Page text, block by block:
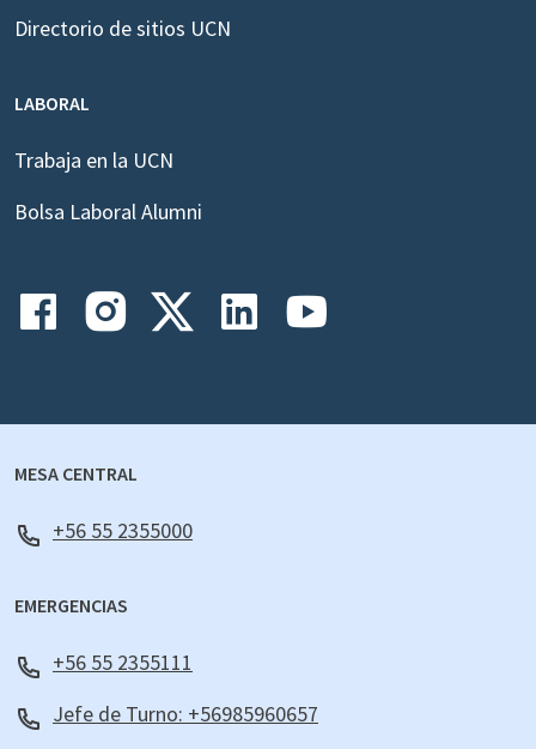
Directorio de sitios UCN
LABORAL
Trabaja en la UCN
Bolsa Laboral Alumni
MESA CENTRAL
+56 55 2355000
EMERGENCIAS
+56 55 2355111
Jefe de Turno: +56985960657